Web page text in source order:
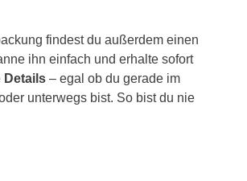
findest du außerdem einen
ihn einfach und erhalte sofort
Details – egal ob du gerade im
unterwegs bist. So bist du nie